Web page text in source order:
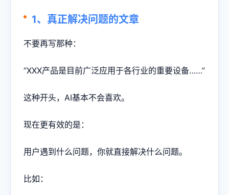
1、真正解决问题的文章
不要再写那种：
“XXX产品是目前广泛应用于各行业的重要设备……”
这种开头，AI基本不会喜欢。
现在更有效的是：
用户遇到什么问题，你就直接解决什么问题。
比如：